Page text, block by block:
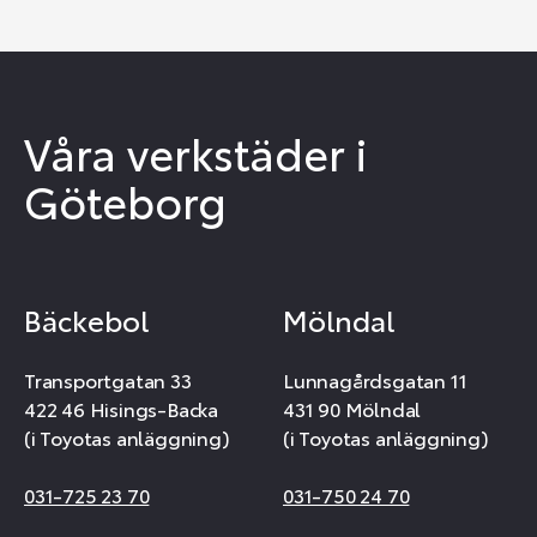
Våra verkstäder i
Göteborg
Bäckebol
Transportgatan 33
422 46 Hisings-Backa
(i Toyotas anläggning)
031-725 23 70
Mölndal
Lunnagårdsgatan 11
431 90 Mölndal
(i Toyotas anläggning)
031-750 24 70